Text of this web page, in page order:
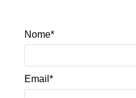
Nome*
Email*